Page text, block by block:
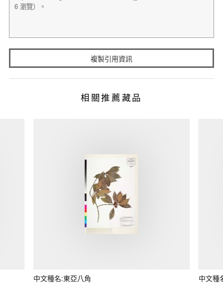
複製引用資訊
相關推薦藏品
中文種名:東亞八角 中文種